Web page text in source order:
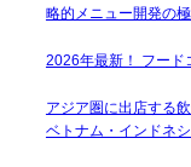
略的メニュー開発の
2026年最新！ フード
アジア圏に出店する
ベトナム・インドネ